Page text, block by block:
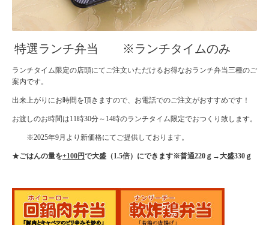
特選ランチ弁当 ※ランチタイムのみ
ランチタイム限定の店頭にてご注文いただけるお得なおランチ弁当三種のご
案内です。
出来上がりにお時間を頂きますので、お電話でのご注文がおすすめです！
お渡しのお時間は11時30分～14時のランチタイム限定でおつくり致します。
※2025年9月より新価格にてご提供しております。
★ごはんの量を+100円で大盛（1.5倍）にできます※普通220ｇ→大盛330ｇ